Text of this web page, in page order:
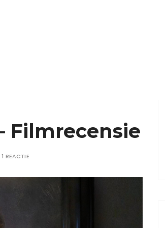
Filmrecensie
1 REACTIE